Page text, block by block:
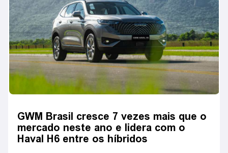
GWM Brasil cresce 7 vezes mais que o
mercado neste ano e lidera com o
Haval H6 entre os híbridos